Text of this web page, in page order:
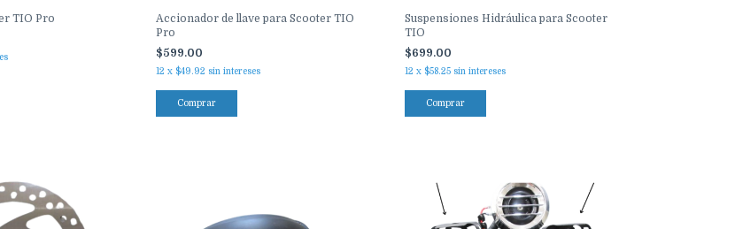
TIO Pro
Accionador de llave para Scooter TIO
Pro
$599.00
12 x $49.92 sin intereses
Comprar
Suspensiones Hidráulica para Scooter
TIO
$699.00
12 x $58.25 sin intereses
Comprar